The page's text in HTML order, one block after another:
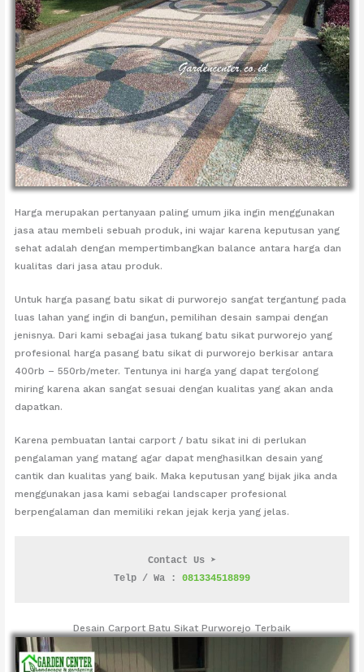
Harga merupakan pertanyaan paling umum jika ingin menggunakan
jasa atau membeli sebuah produk, ini wajar karena keputusan yang
sehat adalah dengan mempertimbangkan balance antara harga dan
kualitas dari jasa atau produk.
Untuk harga pasang batu sikat di purworejo sangat tergantung pada
luas lahan yang ingin di bangun, pemilihan desain sampai dengan
jenisnya. Dari kami sebagai jasa tukang batu sikat purworejo yang
profesional harga pasang batu sikat di purworejo berkisar antara
400rb – 550rb/meter. Tentunya ini harga yang dapat tergolong
miring karena akan sangat sesuai dengan kualitas yang akan anda
dapatkan.
Karena pembuatan lantai carport / batu sikat ini di perlukan
pengalaman yang matang agar dapat menghasilkan desain yang
cantik dan kualitas yang baik. Maka keputusan yang bijak jika anda
menggunakan jasa kami sebagai landscaper profesional
berpengalaman dan memiliki rekan jejak kerja yang jelas.
Contact Us ➤
Telp / Wa : 081334518899
Desain Carport Batu Sikat Purworejo Terbaik